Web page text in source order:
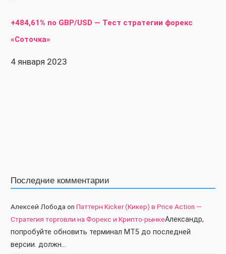
+484,61% по GBP/USD — Тест стратегии форекс
«Соточка»
4 января 2023
Последние комментарии
Алексей Лобода on Паттерн Kicker (Кикер) в Price Action —
Стратегия торговли на Форекс и Крипто-рынкеАлександр,
попробуйте обновить терминал МТ5 до последней
версии. должн…